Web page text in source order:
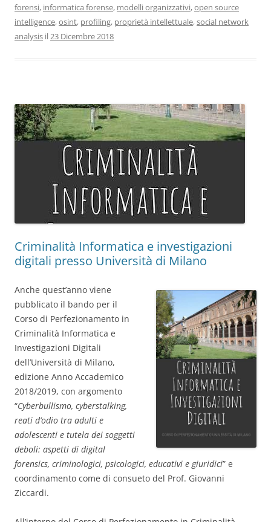
forensi, informatica forense, modelli organizzativi,open source
intelligence,osint, profiling, proprietà intellettuale,social network
analysis il23 Dicembre 2018
Criminalità Informatica e investigazioni
digitali presso Università di Milano
Anche quest’anno viene
pubblicato il bando per il
Corso di Perfezionamento in
Criminalità Informatica e
Investigazioni Digitali
dell’Università di Milano,
edizione Anno Accademico
2018/2019, con argomento
“Cyberbullismo, cyberstalking,
reati d’odio tra adulti e
adolescenti e tutela dei soggetti
deboli: aspetti di digital
forensics, criminologici, psicologici, educativi e giuridici” e
coordinamento come di consueto del Prof. Giovanni
Ziccardi.